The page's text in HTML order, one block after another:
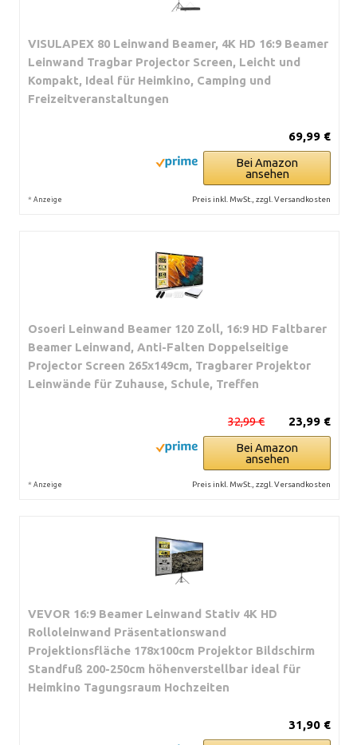
VISULAPEX 80 Leinwand Beamer, 4K HD 16:9 Beamer
Leinwand Tragbar Projector Screen, Leicht und
Kompakt, Ideal für Heimkino, Camping und
Freizeitveranstaltungen
69,99 €
Bei Amazon
ansehen
* Anzeige Preis inkl. MwSt., zzgl. Versandkosten
Osoeri Leinwand Beamer 120 Zoll, 16:9 HD Faltbarer
Beamer Leinwand, Anti-Falten Doppelseitige
Projector Screen 265x149cm, Tragbarer Projektor
Leinwände für Zuhause, Schule, Treffen
23,99 €
32,99 €
Bei Amazon
ansehen
* Anzeige Preis inkl. MwSt., zzgl. Versandkosten
VEVOR 16:9 Beamer Leinwand Stativ 4K HD
Rolloleinwand Präsentationswand
Projektionsfläche 178x100cm Projektor Bildschirm
Standfuß 200-250cm höhenverstellbar ideal für
Heimkino Tagungsraum Hochzeiten
31,90 €